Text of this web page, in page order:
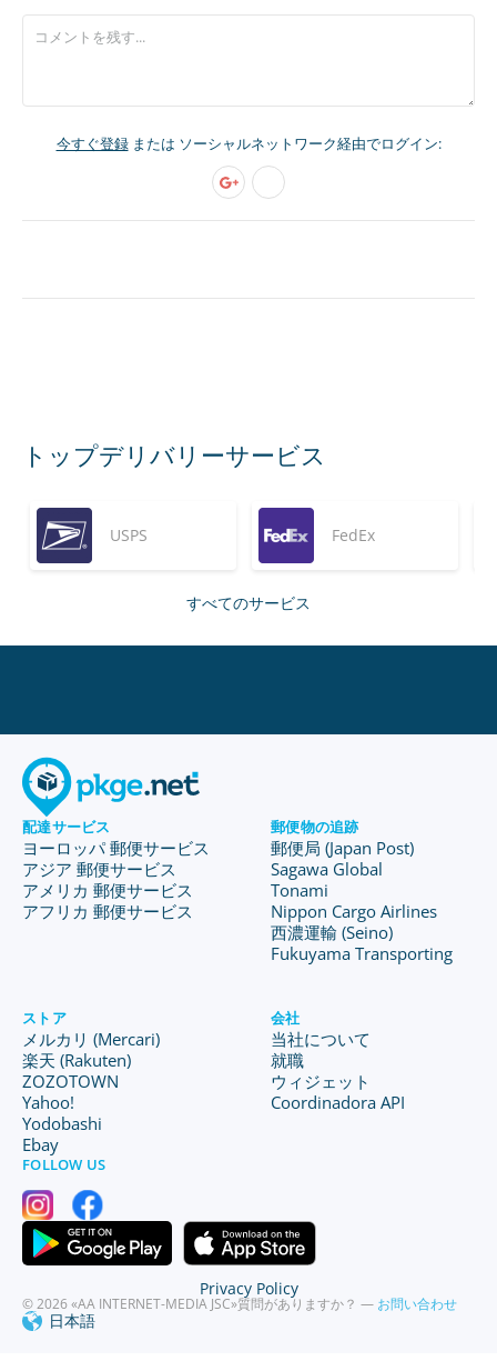
今すぐ登録または ソーシャルネットワーク経由でログイン:
トップデリバリーサービス
USPS FedEx
すべてのサービス
配達サービス
ヨーロッパ 郵便サービス
アジア 郵便サービス
アメリカ 郵便サービス
アフリカ 郵便サービス
郵便物の追跡
郵便局 (Japan Post)
Sagawa Global
Tonami
Nippon Cargo Airlines
西濃運輸 (Seino)
Fukuyama Transporting
ストア
メルカリ (Mercari)
楽天 (Rakuten)
ZOZOTOWN
Yahoo!
Yodobashi
Ebay
会社
当社について
就職
ウィジェット
Coordinadora API
FOLLOW US
© 2026 «AA INTERNET-MEDIA JSC»質問がありますか？ — お問い合わせ
日本語
Privacy Policy